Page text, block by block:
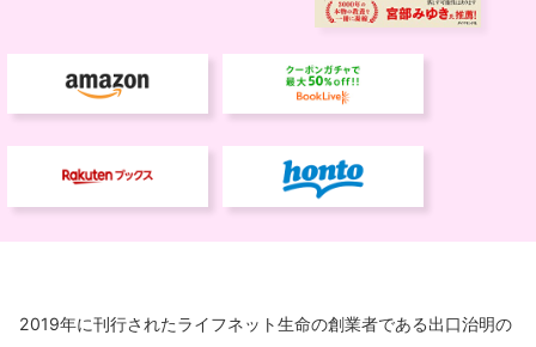
2019年に刊行されたライフネット生命の創業者である出口治明の